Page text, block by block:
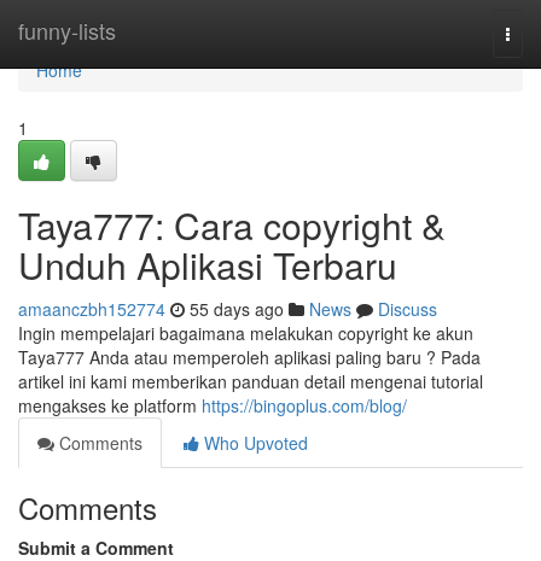
funny-lists
Home
Home
1
Taya777: Cara copyright &
Unduh Aplikasi Terbaru
amaanczbh152774 55 days ago News
Discuss
Ingin mempelajari bagaimana melakukan copyright ke akun
Taya777 Anda atau memperoleh aplikasi paling baru ? Pada
artikel ini kami memberikan panduan detail mengenai tutorial
mengakses ke platform https://bingoplus.com/blog/
Comments
Who Upvoted
Comments
Submit a Comment